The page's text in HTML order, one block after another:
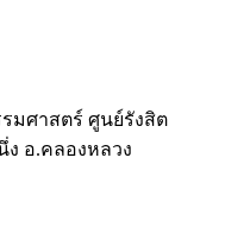
มศาสตร์ ศูนย์รังสิต
อ.คลองหลวง